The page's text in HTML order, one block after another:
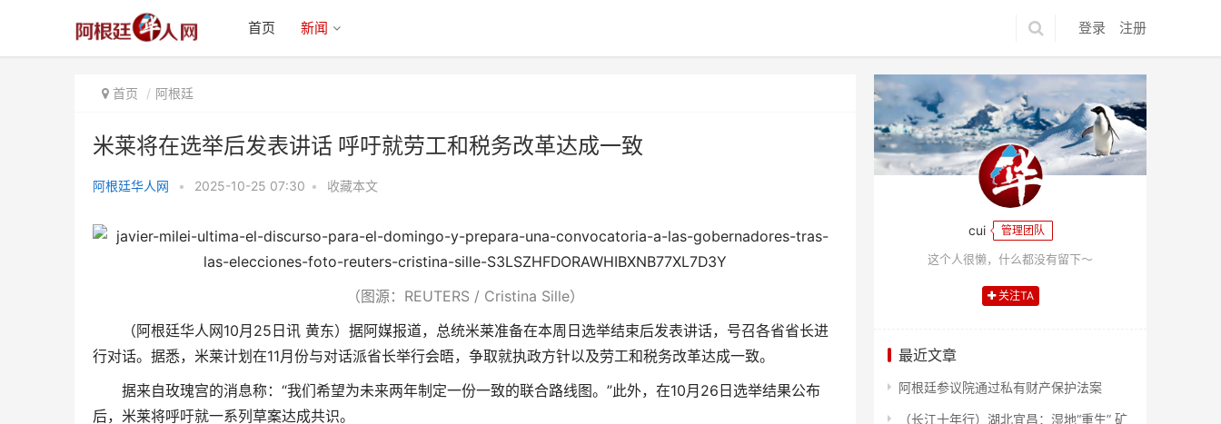
登录 注册
首页 新闻
首页 阿根廷
米莱将在选举后发表讲话 呼吁就劳工和税务改革达成一致
阿根廷华人网 • 2025-10-25 07:30 • 收藏本文
（图源：REUTERS / Cristina Sille）
（阿根廷华人网10月25日讯 黄东）据阿媒报道，总统米莱准备在本周日选举结束后发表讲话，号召各省省长进
行对话。据悉，米莱计划在11月份与对话派省长举行会晤，争取就执政方针以及劳工和税务改革达成一致。
据来自玫瑰宫的消息称：“我们希望为未来两年制定一份一致的联合路线图。”此外，在10月26日选举结果公布
后，米莱将呼吁就一系列草案达成共识。
劳工和税务改革达成一致
cui 管理团队
这个人很懒，什么都没有留下～
关注TA
最近文章
阿根廷参议院通过私有财产保护法案
（长江十年行）湖北宜昌：湿地“重生” 矿